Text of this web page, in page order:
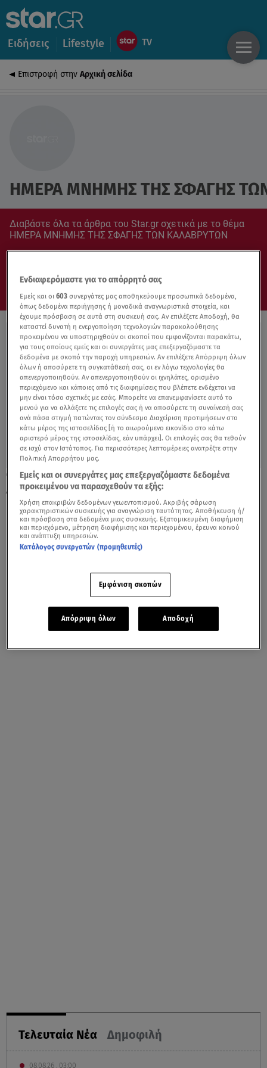
Ειδήσεις Lifestyle
Επιστροφή στην Αρχική σελίδα
ΗΜΕΡΑ ΜΝΗΜΗΣ ΤΗΣ ΣΦΑΓΗΣ
Διαβάστε όλα τα άρθρα του Star.gr σχετικά με το θέμα
ΗΜΕΡΑ ΜΝΗΜΗΣ ΤΗΣ ΣΦΑΓΗΣ ΤΩΝ ΚΑΛΑΒΡΥΤΩΝ
13.12.21, 11:08
Δένδιας: Δεν ξεχνιούνται τα εγκλήματα
κατά της ανθρωπότητας
Τελευταία Νέα Δημοφιλή
08.08.26 , 03:00
Ενδιαφερόμαστε για το απόρρητό σας
Εμείς και οι603 συνεργάτες μας αποθηκεύουμε προσωπικά δεδομένα,
όπως δεδομένα περιήγησης ή μοναδικά αναγνωριστικά στοιχεία, και
έχουμε πρόσβαση σε αυτά στη συσκευή σας. Αν επιλέξετε Αποδοχή, θα
καταστεί δυνατή η ενεργοποίηση τεχνολογιών παρακολούθησης
προκειμένου να υποστηριχθούν οι σκοποί που εμφανίζονται παρακάτω,
για τους οποίους εμείς και οι συνεργάτες μας επεξεργαζόμαστε τα
δεδομένα με σκοπό την παροχή υπηρεσιών. Αν επιλέξετε Απόρριψη όλων
όλων ή αποσύρετε τη συγκατάθεσή σας, οι εν λόγω τεχνολογίες θα
απενεργοποιηθούν. Αν απενεργοποιηθούν οι ιχνηλάτες, ορισμένο
περιεχόμενο και κάποιες από τις διαφημίσεις που βλέπετε ενδέχεται να
μην είναι τόσο σχετικές με εσάς. Μπορείτε να επανεμφανίσετε αυτό το
μενού για να αλλάξετε τις επιλογές σας ή να αποσύρετε τη συναίνεσή σας
ανά πάσα στιγμή πατώντας τον σύνδεσμο Διαχείριση προτιμήσεων στο
κάτω μέρος της ιστοσελίδας [ή το αιωρούμενο εικονίδιο στο κάτω
αριστερό μέρος της ιστοσελίδας, εάν υπάρχει]. Οι επιλογές σας θα τεθούν
σε ισχύ στον Ιστότοπος. Για περισσότερες λεπτομέρειες ανατρέξτε στην
Πολιτική Απορρήτου μας.
Εμείς και οι συνεργάτες μας επεξεργαζόμαστε δεδομένα
προκειμένου να παρασχεθούν τα εξής:
Χρήση επακριβών δεδομένων γεωεντοπισμού. Ακριβής σάρωση
χαρακτηριστικών συσκευής για αναγνώριση ταυτότητας. Αποθήκευση ή/
και πρόσβαση στα δεδομένα μιας συσκευής. Εξατομικευμένη διαφήμιση
και περιεχόμενο, μέτρηση διαφήμισης και περιεχομένου, έρευνα κοινού
και ανάπτυξη υπηρεσιών.
Κατάλογος συνεργατών (προμηθευτές)
Εμφάνιση σκοπών
Απόρριψη όλων Αποδοχή